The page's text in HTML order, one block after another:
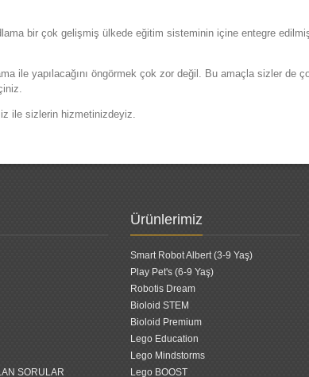
bir çok gelişmiş ülkede eğitim sisteminin içine entegre
ile yapılacağını öngörmek çok zor değil. Bu amaçla sizler de
ile sizlerin hizmetinizdeyiz.
SORULAR
Ürünlerimiz
Smart Robot Albert (3-9 Yaş)
Play Pet's (6-9 Yaş)
Robotis Dream
Bioloid STEM
Bioloid Premium
Lego Education
Lego Mindstorms
Lego BOOST